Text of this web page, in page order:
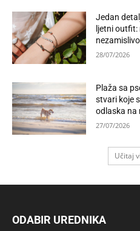
Jedan
ljetni
nezamislivo
28/07/2026
Plaža sa
stvari koje
odlaska na
27/07/2026
Učitaj
ODABIR UREDNIKA